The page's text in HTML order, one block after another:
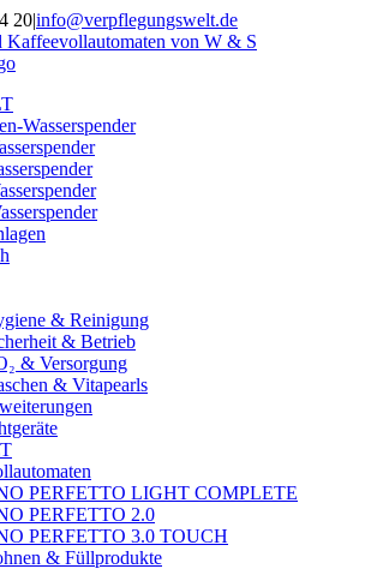
20|info@verpflegungswelt.de
Wasserspender
& Reinigung
& Betrieb
& Versorgung
& Vitapearls
PERFETTO LIGHT COMPLETE
PERFETTO 2.0
PERFETTO 3.0 TOUCH
& Füllprodukte